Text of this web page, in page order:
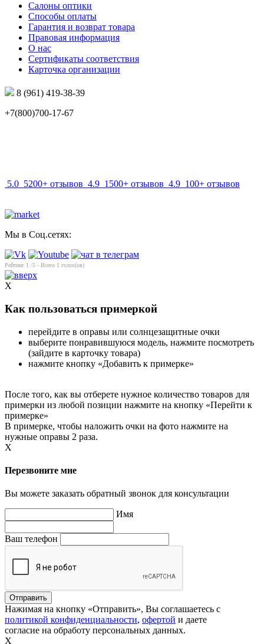
Салоны оптики
Способы оплаты
Гарантия и возврат товара
Правовая информация
О нас
Сертификаты соответствия
Карточка организации
8 (961) 419-38-39
+7(800)700-17-67
5.0 5200+ отзывов 4.9 1500+ отзывов 4.9 100+ отзывов
Мы в Соц.сетях:
Рейтинг 1 /5 - Всего 1 голос(ов)
X
Как пользоваться примеркой
перейдите в оправы или солнцезащитные очки
выберите понравившуюся модель, нажмите посмотреть
(зайдите в карточку товара)
нажмите кнопку «Добавить к примерке»
После того, как вы отберете нужное количество товаров для
примерки из любой позиции нажмите на кнопку «Перейти к
примерке»
В примерке, чтобы наложить очки на фото нажмите на
нужные оправы 2 раза.
X
Перезвоните мне
Вы можете заказать обратный звонок для консультации
Имя
Ваш телефон
Нажимая на кнопку «Отправить», Вы соглашаетесь с
политикой конфиденциальности, офертой и даете
согласие на обработу персональных данных.
X